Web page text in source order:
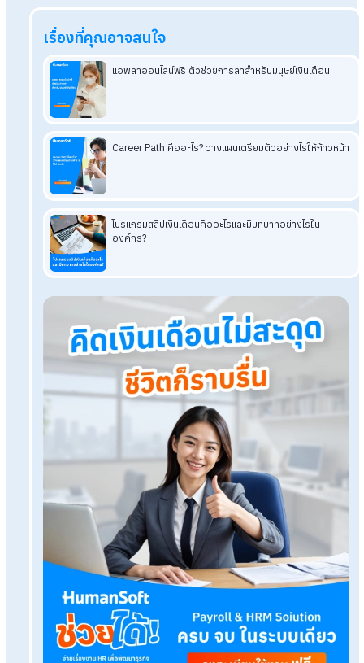
โครงสร้างองค์กร ที่ได้มีการอธิบายนั้นเป็นเพียงประเภทที่บริษัทส่
ใหญ่ใช้ และอาจมีปรับแต่งเพิ่มเติม เพราะแต่ละองค์กรต่างมีขนาด
เท่ากัน บางบริษัทอาจมีพนักงาน 10 - 20 คน บางบริษัทอาจมี
พนักงานมากกว่า 100 คน จึงไม่แปลกที่โครงสร้างองค์กรมีหลาย
แบบและจะต้องเลือกอย่างเหมาะสม สุดท้ายนี้ถ้าคุณกำลังมองหา
ระบบงาน HRตัวช่วยสำคัญที่ทำให้งาน HR คล่องตัวมากขึ้น และ
สามารถจัดการงานได้ชัดเจนสามารถติดต่อสอบถามผ่านทาง
HumanSoft กันได้เลย
โปรแกรมเงินเดือน HumanSoft
ทดลองใช้ฟรี 30 วัน ครบทุกฟังก์ชัน
บริการขึ้นระบบ ฟรี ไม่มีค่าใช้จ่ายใดๆ ทั้งสิ้น ยกเลิกเมื่อไหร่ก็ได้
ทดลองใช้งานฟรี
โครงสร้างองค์กร
เรื่องที่คุณอาจสนใจ